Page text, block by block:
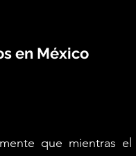
en México
que mientras el